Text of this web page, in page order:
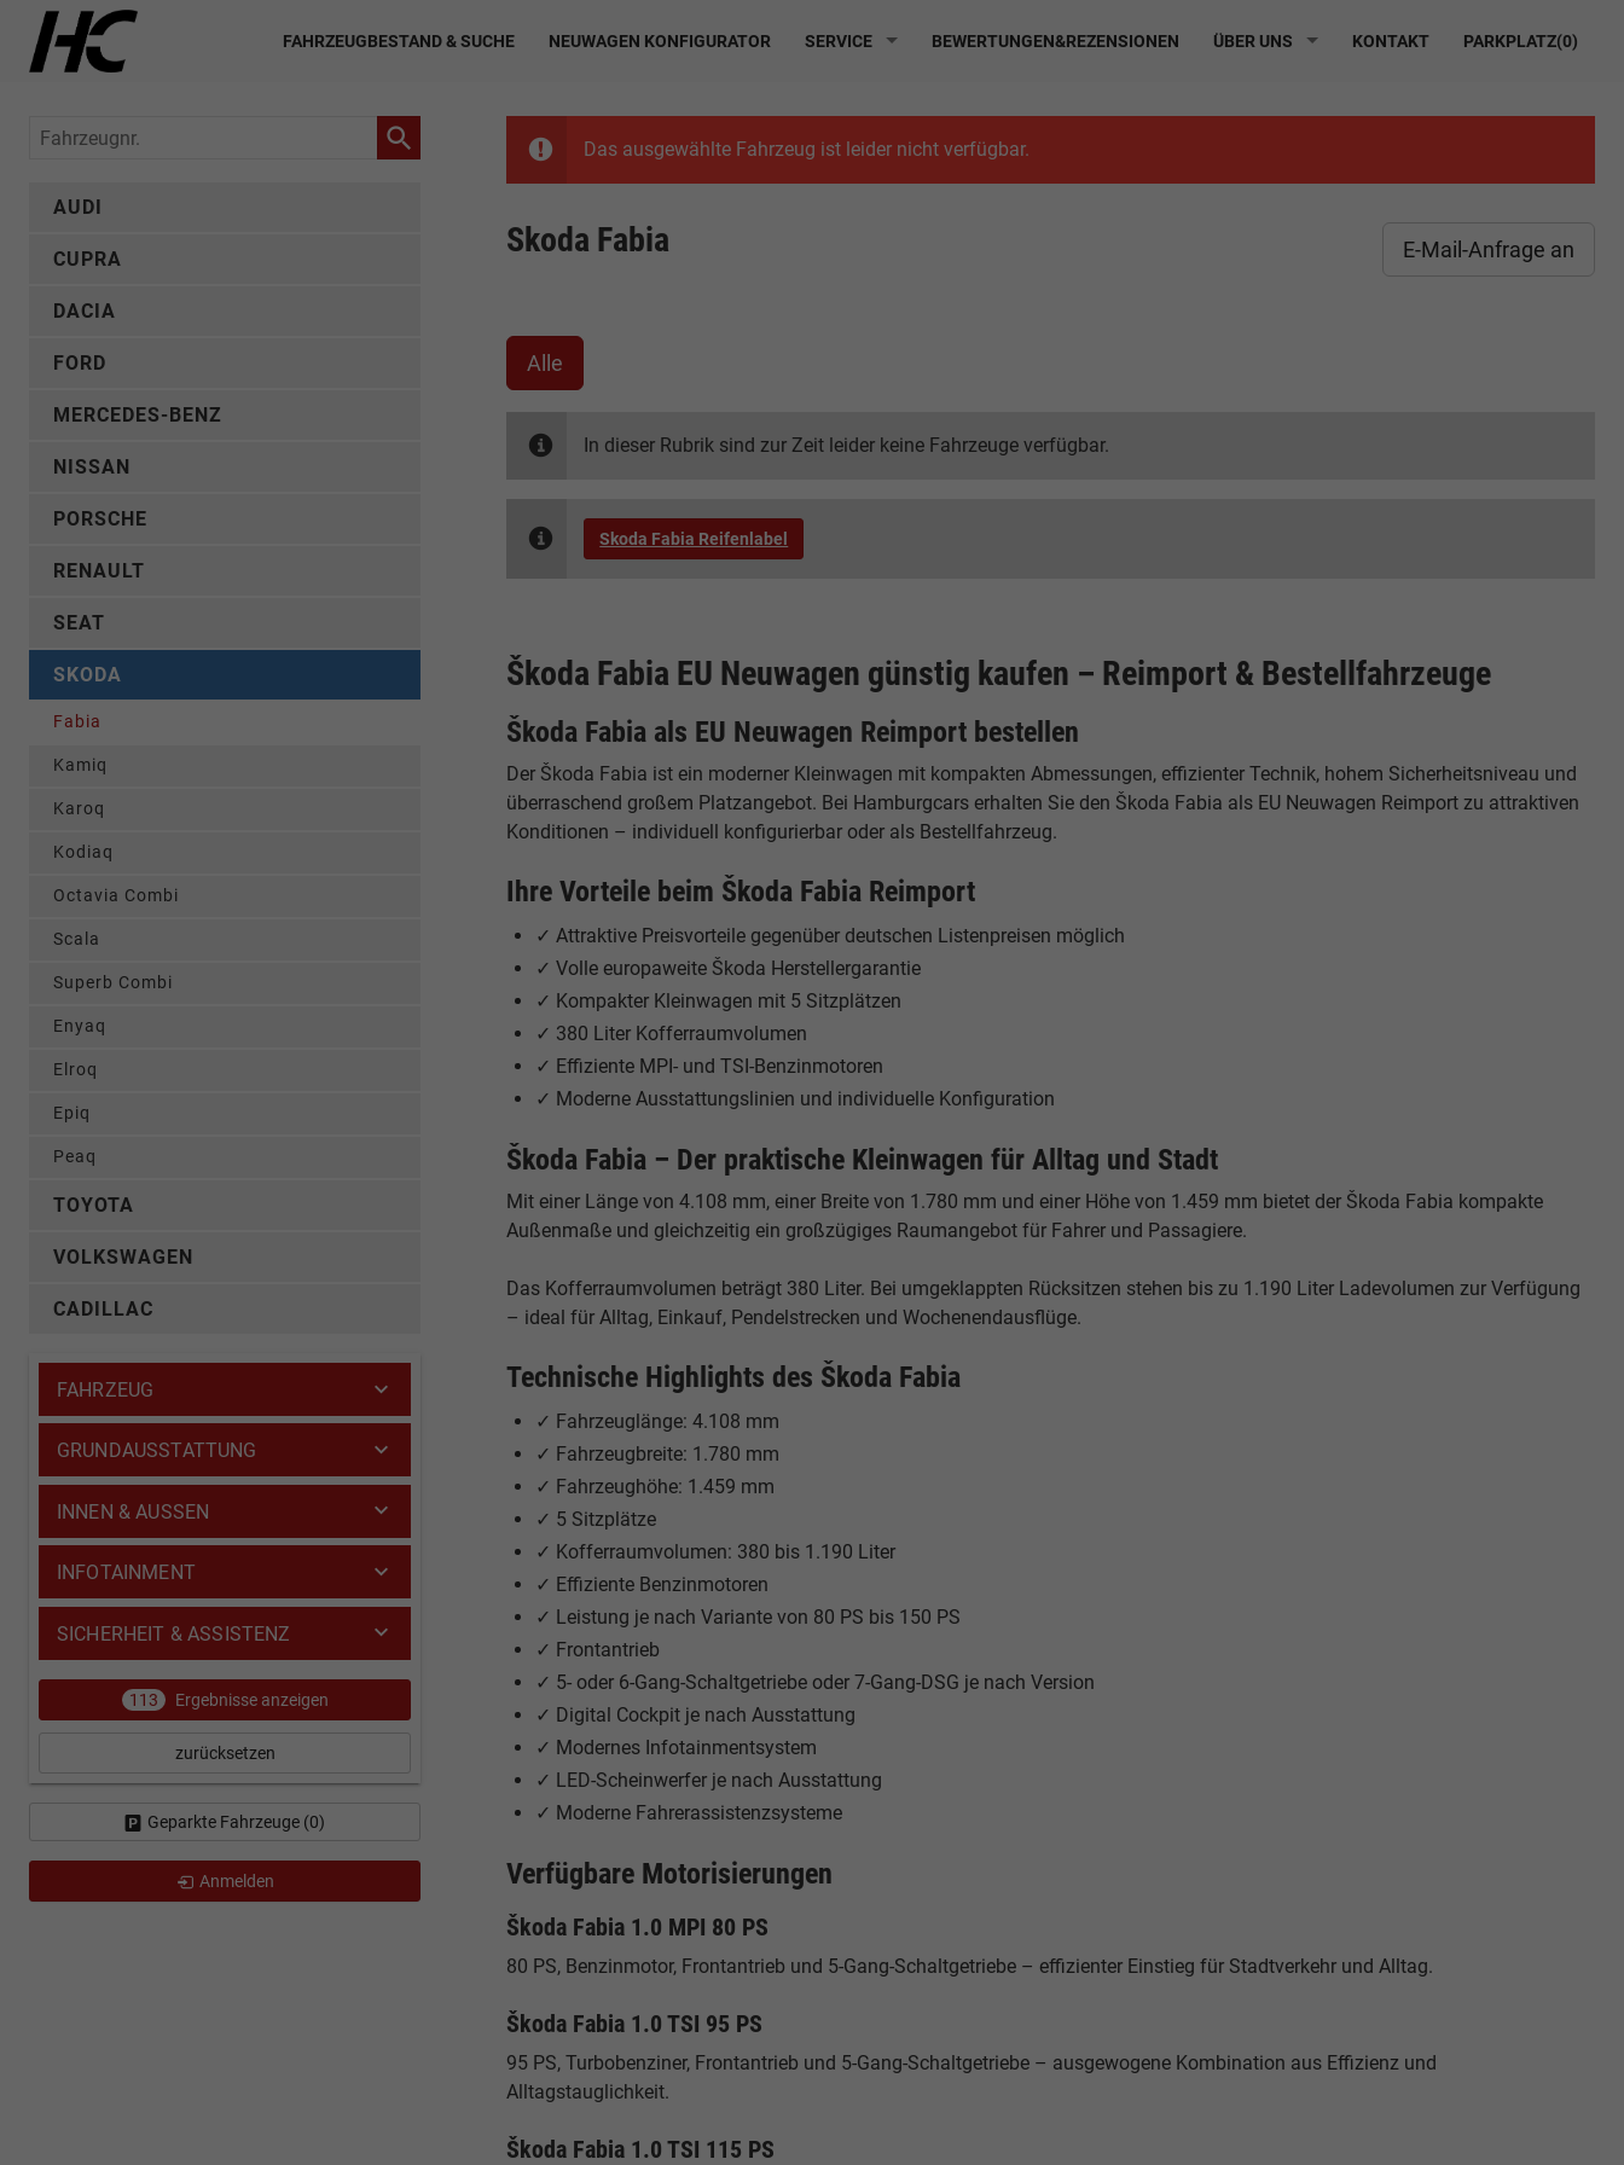
FAHRZEUGBESTAND & SUCHE NEUWAGEN KONFIGURATOR SERVICE BEWERTUNGEN&REZENSIONEN ÜBER UNS KONTAKT PARKPLATZ(0)
Das ausgewählte Fahrzeug ist leider nicht verfügbar.
E-Mail-Anfrage an
Skoda Fabia
Alle
In dieser Rubrik sind zur Zeit leider keine Fahrzeuge verfügbar.
Skoda Fabia Reifenlabel
Škoda Fabia EU Neuwagen günstig kaufen – Reimport & Bestellfahrzeuge
Škoda Fabia als EU Neuwagen Reimport bestellen
Der Škoda Fabia ist ein moderner Kleinwagen mit kompakten Abmessungen, effizienter Technik, hohem Sicherheitsniveau und
überraschend großem Platzangebot. Bei Hamburgcars erhalten Sie den Škoda Fabia als EU Neuwagen Reimport zu attraktiven
Konditionen – individuell konfigurierbar oder als Bestellfahrzeug.
Ihre Vorteile beim Škoda Fabia Reimport
✓ Attraktive Preisvorteile gegenüber deutschen Listenpreisen möglich
✓ Volle europaweite Škoda Herstellergarantie
✓ Kompakter Kleinwagen mit 5 Sitzplätzen
✓ 380 Liter Kofferraumvolumen
✓ Effiziente MPI- und TSI-Benzinmotoren
✓ Moderne Ausstattungslinien und individuelle Konfiguration
Škoda Fabia – Der praktische Kleinwagen für Alltag und Stadt
Mit einer Länge von 4.108 mm, einer Breite von 1.780 mm und einer Höhe von 1.459 mm bietet der Škoda Fabia kompakte
Außenmaße und gleichzeitig ein großzügiges Raumangebot für Fahrer und Passagiere.
Das Kofferraumvolumen beträgt 380 Liter. Bei umgeklappten Rücksitzen stehen bis zu 1.190 Liter Ladevolumen zur Verfügung
– ideal für Alltag, Einkauf, Pendelstrecken und Wochenendausflüge.
Technische Highlights des Škoda Fabia
✓ Fahrzeuglänge: 4.108 mm
✓ Fahrzeugbreite: 1.780 mm
✓ Fahrzeughöhe: 1.459 mm
✓ 5 Sitzplätze
✓ Kofferraumvolumen: 380 bis 1.190 Liter
✓ Effiziente Benzinmotoren
✓ Leistung je nach Variante von 80 PS bis 150 PS
✓ Frontantrieb
✓ 5- oder 6-Gang-Schaltgetriebe oder 7-Gang-DSG je nach Version
✓ Digital Cockpit je nach Ausstattung
✓ Modernes Infotainmentsystem
✓ LED-Scheinwerfer je nach Ausstattung
✓ Moderne Fahrerassistenzsysteme
Verfügbare Motorisierungen
Škoda Fabia 1.0 MPI 80 PS
80 PS, Benzinmotor, Frontantrieb und 5-Gang-Schaltgetriebe – effizienter Einstieg für Stadtverkehr und Alltag.
Škoda Fabia 1.0 TSI 95 PS
95 PS, Turbobenziner, Frontantrieb und 5-Gang-Schaltgetriebe – ausgewogene Kombination aus Effizienz und
Alltagstauglichkeit.
Škoda Fabia 1.0 TSI 115 PS
Fahrzeugnr.
AUDI
CUPRA
DACIA
FORD
MERCEDES-BENZ
NISSAN
PORSCHE
RENAULT
SEAT
SKODA
Fabia
Kamiq
Karoq
Kodiaq
Octavia Combi
Scala
Superb Combi
Enyaq
Elroq
Epiq
Peaq
TOYOTA
VOLKSWAGEN
CADILLAC
FAHRZEUG
GRUNDAUSSTATTUNG
INNEN & AUSSEN
INFOTAINMENT
SICHERHEIT & ASSISTENZ
113 Ergebnisse anzeigen
zurücksetzen
Geparkte Fahrzeuge (0)
Anmelden